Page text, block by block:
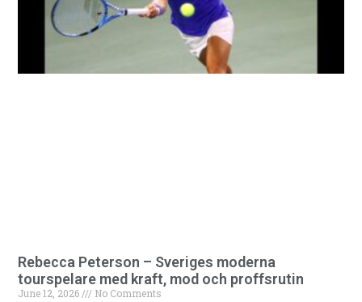
Rebecca Peterson – Sveriges moderna
tourspelare med kraft, mod och proffsrutin
June 12, 2026
No Comments